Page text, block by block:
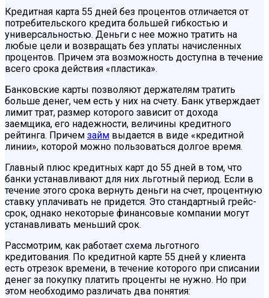
Кредитная карта 55 дней без процентов отличается от
потребительского кредита большей гибкостью и
универсальностью. Деньги с нее можно тратить на
любые цели и возвращать без уплаты начисленных
процентов. Причем эта возможность доступна в течение
всего срока действия «пластика».
Банковские карты позволяют держателям тратить
больше денег, чем есть у них на счету. Банк утверждает
лимит трат, размер которого зависит от дохода
заемщика, его надежности, величины кредитного
рейтинга. Причем займ выдается в виде «кредитной
линии», которой можно пользоваться долгое время.
Главный плюс кредитных карт до 55 дней в том, что
банки устанавливают для них льготный период. Если в
течение этого срока вернуть деньги на счет, процентную
ставку уплачивать не придется. Это стандартный грейс-
срок, однако некоторые финансовые компании могут
устанавливать меньший срок.
Рассмотрим, как работает схема льготного
кредитования. По кредитной карте 55 дней у клиента
есть отрезок времени, в течение которого при списании
денег за покупку платить проценты не нужно. Но при
этом необходимо различать два понятия: